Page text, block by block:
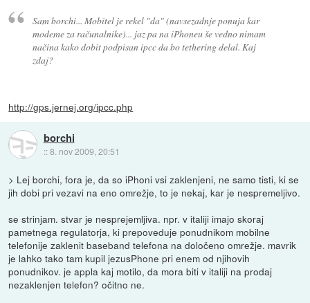
Sam borchi... Mobitel je rekel "da" (navsezadnje ponuja kar
modeme za računalnike)... jaz pa na iPhoneu še vedno nimam
načina kako dobit podpisan ipcc da bo tethering delal. Kaj
zdaj?
http://gps.jernej.org/ipcc.php
borchi
::8. nov 2009, 20:51
> Lej borchi, fora je, da so iPhoni vsi zaklenjeni, ne samo tisti, ki se
jih dobi pri vezavi na eno omrežje, to je nekaj, kar je nespremeljivo.
se strinjam. stvar je nesprejemljiva. npr. v italiji imajo skoraj
pametnega regulatorja, ki prepoveduje ponudnikom mobilne
telefonije zaklenit baseband telefona na določeno omrežje. mavrik
je lahko tako tam kupil jezusPhone pri enem od njihovih
ponudnikov. je appla kaj motilo, da mora biti v italiji na prodaj
nezaklenjen telefon? očitno ne.